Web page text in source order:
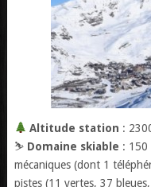
Altitude station :
⛷️ Domaine skiable : 150
mécaniques (dont 1
pistes (11 vertes, 37